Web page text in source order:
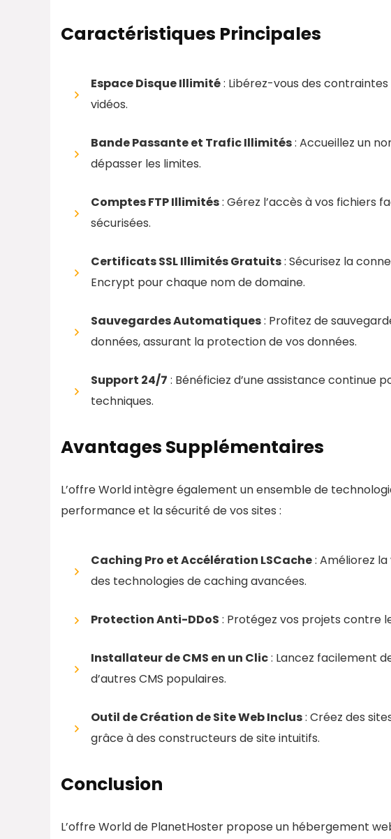
Caractéristiques Principales
Espace Disque Illimité: Libérez-vous des
vidéos.
Bande Passante et Trafic Illimités: Accueillez un
dépasser les limites.
Comptes FTP Illimités: Gérez l’accès à vos fichiers
sécurisées.
Certificats SSL Illimités Gratuits: Sécurisez la
Encrypt pour chaque nom de domaine.
Sauvegardes Automatiques: Profitez de
données, assurant la protection de vos données.
Support 24/7 : Bénéficiez d’une assistance continue
techniques.
Avantages Supplémentaires
L’offre World intègre également un ensemble de
performance et la sécurité de vos sites :
Caching Pro et Accélération LSCache: Améliorez
des technologies de caching avancées.
Protection Anti-DDoS : Protégez vos projets contre
Installateur de CMS en un Clic: Lancez facilement
d’autres CMS populaires.
Outil de Création de Site Web Inclus: Créez des
grâce à des constructeurs de site intuitifs.
Conclusion
L’offre World de PlanetHoster propose un hébergement